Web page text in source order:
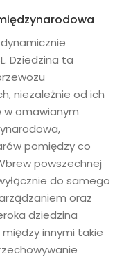
Dziedzina ta
niezależnie od ich
w omawianym
pomiędzy co
powszechnej
do samego
oraz
dziedzina
innymi takie